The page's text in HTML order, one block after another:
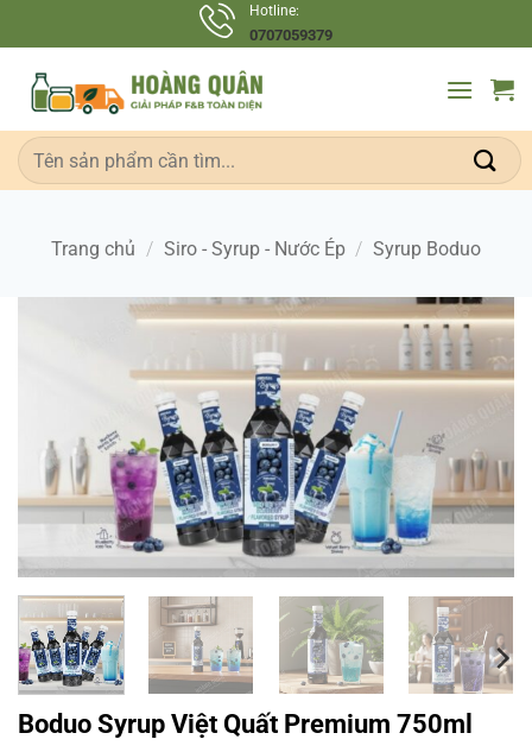
qua
dung
Hotline:
0707059379
Tìm
kiếm:
Trang chủ / Siro - Syrup - Nước Ép / Syrup Boduo
Boduo Syrup Việt Quất Premium 750ml